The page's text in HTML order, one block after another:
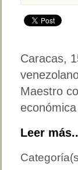
Caracas,
Maestro
Leer